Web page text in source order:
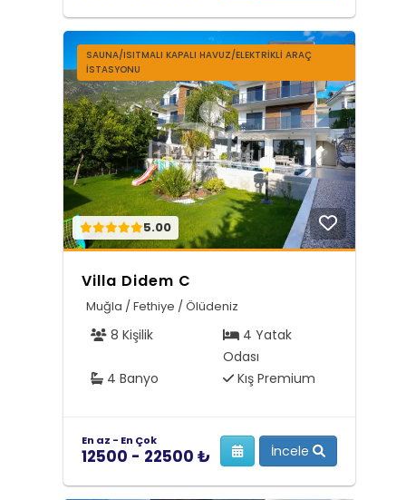
SAUNA/ISITMALI KAPALI HAVUZ/ELEKTRIKLI ARAÇ
İSTASYONU
5.00
Villa Didem C
Muğla / Fethiye / Ölüdeniz
8 Kişilik
4 Yatak
Odası
4 Banyo
Kış Premium
En az - En Çok
12500 - 22500 ₺ İncele